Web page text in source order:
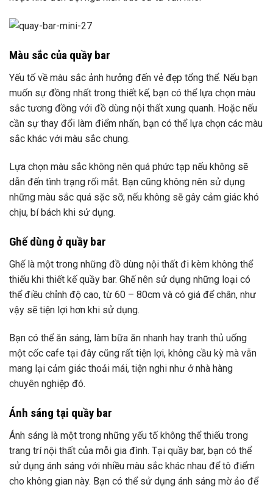
Màu sắc của quầy bar
Yếu tố về màu sắc ảnh hưởng đến vẻ đẹp tổng thể. Nếu bạn
muốn sự đồng nhất trong thiết kế, bạn có thể lựa chọn màu
sắc tương đồng với đồ dùng nội thất xung quanh. Hoặc nếu
cần sự thay đổi làm điểm nhấn, bạn có thể lựa chọn các màu
sắc khác với màu sắc chung.
Lựa chọn màu sắc không nên quá phức tạp nếu không sẽ
dẫn đến tình trạng rối mắt. Bạn cũng không nên sử dụng
những màu sắc quá sặc sỡ, nếu không sẽ gây cảm giác khó
chịu, bí bách khi sử dụng.
Ghế dùng ở quầy bar
Ghế là một trong những đồ dùng nội thất đi kèm không thể
thiếu khi thiết kế quầy bar. Ghế nên sử dụng những loại có
thể điều chỉnh độ cao, từ 60 – 80cm và có giá để chân, như
vậy sẽ tiện lợi hơn khi sử dụng.
Bạn có thể ăn sáng, làm bữa ăn nhanh hay tranh thủ uống
một cốc cafe tại đây cũng rất tiện lợi, không cầu kỳ mà vẫn
mang lại cảm giác thoải mái, tiện nghi như ở nhà hàng
chuyên nghiệp đó.
Ánh sáng tại quầy bar
Ánh sáng là một trong những yếu tố không thể thiếu trong
trang trí nội thất của mỗi gia đình. Tại quầy bar, bạn có thể
sử dụng ánh sáng với nhiều màu sắc khác nhau để tô điểm
cho không gian này. Bạn có thể sử dụng ánh sáng mờ ảo để